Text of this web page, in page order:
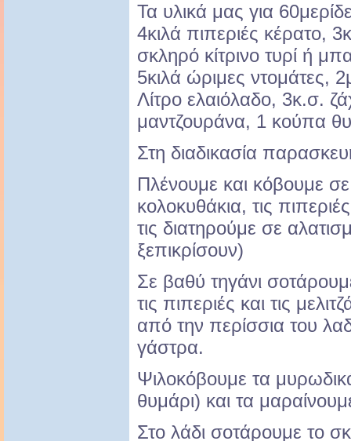
Τα υλικά μας για
4κιλά πιπεριές κέρατο,
σκληρό κίτρινο τυρί ή
5κιλά ώριμες ντομάτες,
Λίτρο ελαιόλαδο, 3κ.σ.
μαντζουράνα, 1 κούπα
Στη διαδικασία
Πλένουμε και κόβουμε
κολοκυθάκια, τις
τις διατηρούμε σε
ξεπικρίσουν)
Σε βαθύ τηγάνι
τις πιπεριές και τις
από την περίσσια του
γάστρα.
Ψιλοκόβουμε τα
θυμάρι) και τα
Στο λάδι σοτάρουμε το